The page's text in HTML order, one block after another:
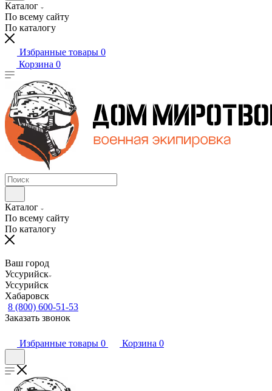
Каталог
По всему сайту
По каталогу
Избранные товары 0
Корзина 0
Каталог
По всему сайту
По каталогу
Ваш город
Уссурийск
Уссурийск
Хабаровск
8 (800) 600-51-53
Заказать звонок
Избранные товары 0 Корзина 0